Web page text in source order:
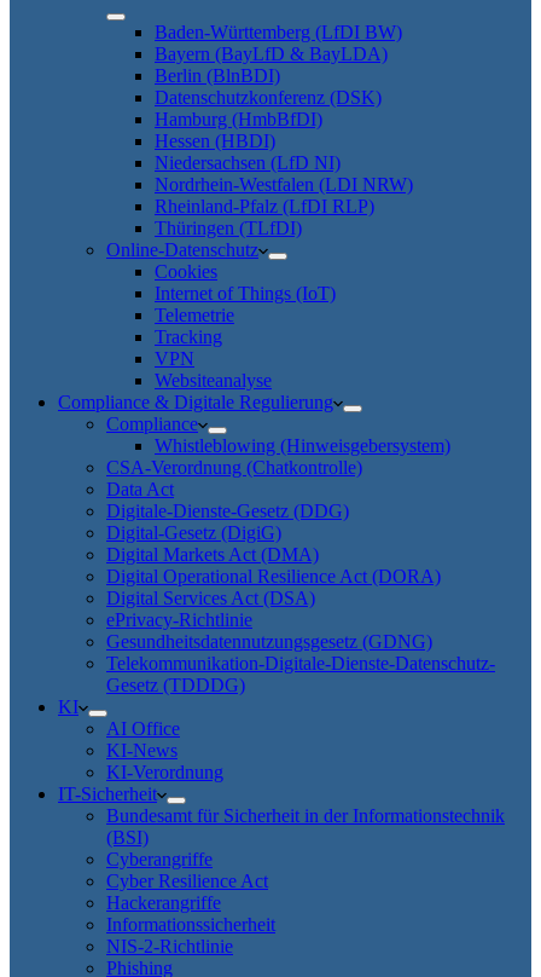
Baden-Württemberg (LfDI BW)
Bayern (BayLfD & BayLDA)
Berlin (BlnBDI)
Datenschutzkonferenz (DSK)
Hamburg (HmbBfDI)
Hessen (HBDI)
Niedersachsen (LfD NI)
Nordrhein-Westfalen (LDI NRW)
Rheinland-Pfalz (LfDI RLP)
Thüringen (TLfDI)
Online-Datenschutz
Cookies
Internet of Things (IoT)
Telemetrie
Tracking
VPN
Websiteanalyse
Compliance & Digitale Regulierung
Compliance
Whistleblowing (Hinweisgebersystem)
CSA-Verordnung (Chatkontrolle)
Data Act
Digitale-Dienste-Gesetz (DDG)
Digital-Gesetz (DigiG)
Digital Markets Act (DMA)
Digital Operational Resilience Act (DORA)
Digital Services Act (DSA)
ePrivacy-Richtlinie
Gesundheitsdatennutzungsgesetz (GDNG)
Telekommunikation-Digitale-Dienste-Datenschutz-
Gesetz (TDDDG)
KI
AI Office
KI-News
KI-Verordnung
IT-Sicherheit
Bundesamt für Sicherheit in der Informationstechnik
(BSI)
Cyberangriffe
Cyber Resilience Act
Hackerangriffe
Informationssicherheit
NIS-2-Richtlinie
Phishing